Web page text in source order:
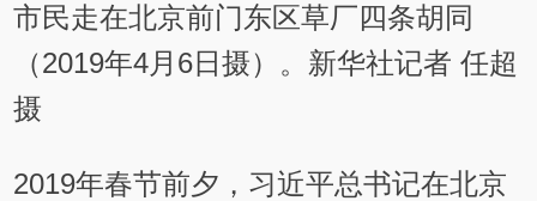
市民走在北京前门东区草厂四条胡同
（2019年4月6日摄）。新华社记者 任超
摄
2019年春节前夕，习近平总书记在北京